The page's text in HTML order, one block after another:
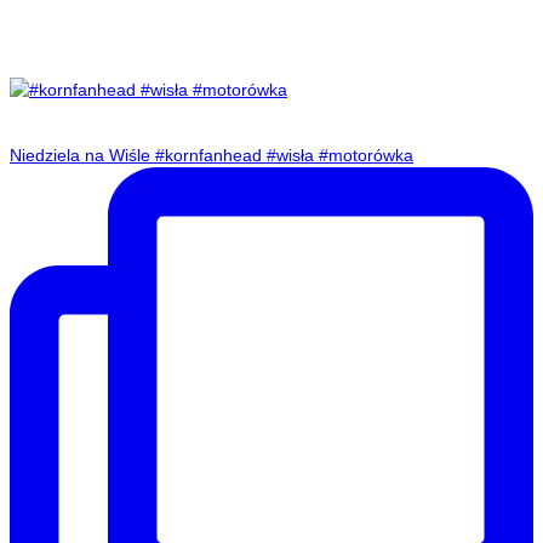
Niedziela na Wiśle #kornfanhead #wisła #motorówka